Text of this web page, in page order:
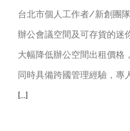
台北市個人工作者/新創團
辦公會議空間及可存貨的迷
大幅降低辦公空間出租價格
同時具備跨國管理經驗，專
[...]